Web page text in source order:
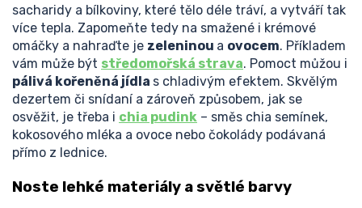
sacharidy a bílkoviny, které tělo déle tráví, a vytváří tak
více tepla. Zapomeňte tedy na smažené i krémové
omáčky a nahraďte je zeleninou a ovocem. Příkladem
vám může být středomořská strava. Pomoct můžou i
pálivá kořeněná jídla s chladivým efektem. Skvělým
dezertem či snídaní a zároveň způsobem, jak se
osvěžit, je třeba i chia pudink – směs chia semínek,
kokosového mléka a ovoce nebo čokolády podávaná
přímo z lednice.
Noste lehké materiály a světlé barvy